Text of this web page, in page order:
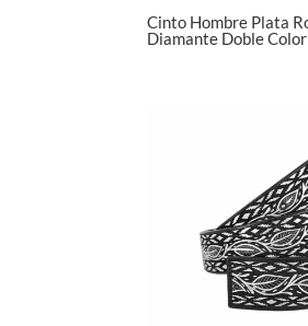
Cinto Hombre Plata
Diamante Doble